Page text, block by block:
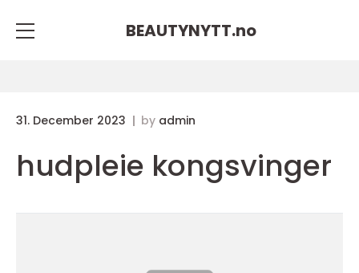
BEAUTYNYTT.no
31. December 2023 by admin
hudpleie kongsvinger